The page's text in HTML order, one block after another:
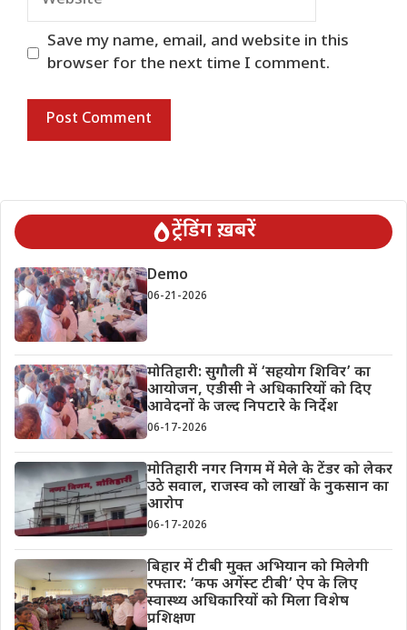
Save my name, email, and website in this
browser for the next time I comment.
ट्रेंडिंग ख़बरें
Demo
06-21-2026
मोतिहारी: सुगौली में ‘सहयोग शिविर’ का
आयोजन, एडीसी ने अधिकारियों को दिए
आवेदनों के जल्द निपटारे के निर्देश
06-17-2026
मोतिहारी नगर निगम में मेले के टेंडर को लेकर
उठे सवाल, राजस्व को लाखों के नुकसान का
आरोप
06-17-2026
बिहार में टीबी मुक्त अभियान को मिलेगी
रफ्तार: ‘कफ अगेंस्ट टीबी’ ऐप के लिए
स्वास्थ्य अधिकारियों को मिला विशेष
प्रशिक्षण